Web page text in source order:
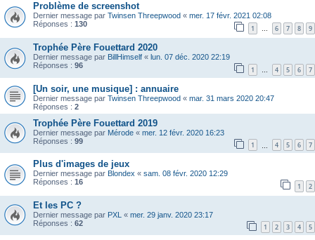
Problème de screenshot
Dernier message par Twinsen Threepwood « mer. 17 févr. 2021 02:08
Réponses : 130 1 … 6 7 8 9
Trophée Père Fouettard 2020
Dernier message par BillHimself « lun. 07 déc. 2020 22:19
Réponses : 96 1 … 4 5 6 7
[Un soir, une musique] : annuaire
Dernier message par Twinsen Threepwood « mar. 31 mars 2020 20:47
Réponses : 2
Trophée Père Fouettard 2019
Dernier message par Mérode « mer. 12 févr. 2020 16:23
Réponses : 99 1 4 5 6 7
Plus d'images de jeux
Dernier message par Blondex « sam. 08 févr. 2020 12:29
Réponses : 16 1 2
Et les PC ?
Dernier message par PXL « mer. 29 janv. 2020 23:17
Réponses : 62 1 2 3 4 5